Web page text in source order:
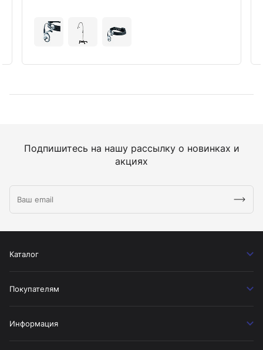
Подпишитесь на нашу рассылку о новинках и
акциях
Каталог
Покупателям
Информация